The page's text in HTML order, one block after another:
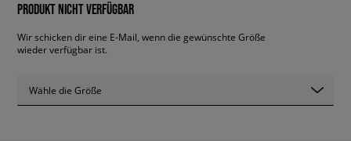
PRODUKT NICHT VERFÜGBAR
Wir schicken dir eine E-Mail, wenn die gewünschte Größe
wieder verfügbar ist.
Wähle die Größe